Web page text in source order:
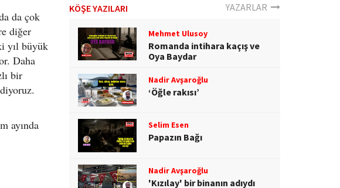
da çok
diğer
yıl büyük
Daha
bir
ayında
KÖŞE YAZILARI YAZARLAR
Mehmet Ulusoy
Romanda intihara kaçış ve
Oya Baydar
Nadir Avşaroğlu
‘Öğle rakısı’
Selim Esen
Papazın Bağı
Nadir Avşaroğlu
'Kızılay' bir binanın adıydı